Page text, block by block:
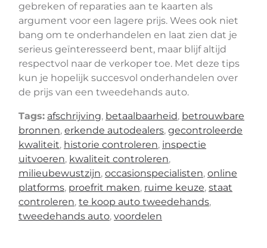
gebreken of reparaties aan te kaarten als
argument voor een lagere prijs. Wees ook niet
bang om te onderhandelen en laat zien dat je
serieus geïnteresseerd bent, maar blijf altijd
respectvol naar de verkoper toe. Met deze tips
kun je hopelijk succesvol onderhandelen over
de prijs van een tweedehands auto.
Tags: afschrijving, betaalbaarheid, betrouwbare
bronnen, erkende autodealers, gecontroleerde
kwaliteit, historie controleren, inspectie
uitvoeren, kwaliteit controleren,
milieubewustzijn, occasionspecialisten, online
platforms, proefrit maken, ruime keuze, staat
controleren, te koop auto tweedehands,
tweedehands auto, voordelen